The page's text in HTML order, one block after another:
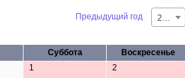
Предыдущий год 2026
Суббота Воскресенье
1 2